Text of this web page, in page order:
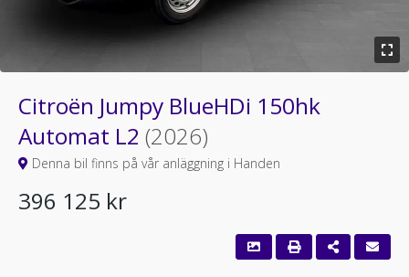
Citroën Jumpy BlueHDi 150hk
Automat L2 (2026)
Denna bil finns på vår anläggning i Handen
396 125 kr